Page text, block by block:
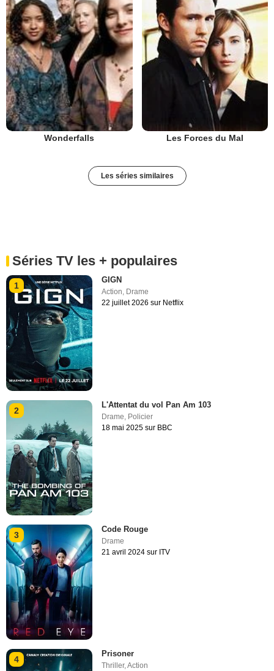
Wonderfalls Les Forces du Mal
Les séries similaires
Séries TV les + populaires
1
GIGN
Action, Drame
22 juillet 2026 sur Netflix
2
L'Attentat du vol Pan Am 103
Drame Policier
18 mai 2025 sur BBC
3
Code Rouge
Drame
21 avril 2024 sur ITV
4
Prisoner
Thriller,Action